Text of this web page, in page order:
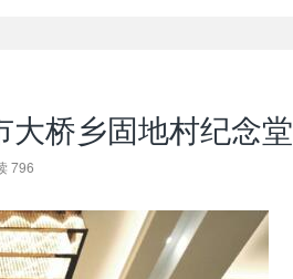
桥乡固地村纪念堂
796